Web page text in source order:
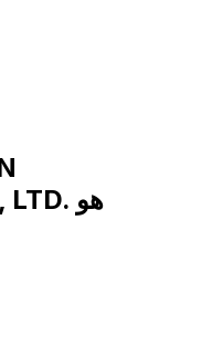
COMMERCIAL BANK, LTD. هو